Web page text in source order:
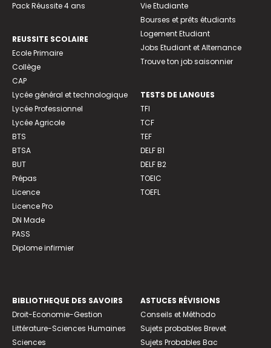
Pack Réussite 4 ans
REUSSITE SCOLAIRE
Ecole Primaire
Collège
CAP
Lycée général et technologique
Lycée Professionnel
Lycée Agricole
BTS
BTSA
BUT
Prépas
Licence
Licence Pro
DN Made
PASS
Diplome infirmier
Vie Etudiante
Bourses et prêts étudiants
Logement Etudiant
Jobs Etudiant et Alternance
Trouve ton job saisonnier
TESTS DE LANGUES
TFI
TCF
TEF
DELF B1
DELF B2
TOEIC
TOEFL
BIBLIOTHEQUE DES SAVOIRS
Droit-Economie-Gestion
Littérature-Sciences Humaines
Sciences
ASTUCES RÉVISIONS
Conseils et Méthodo
Sujets probables Brevet
Sujets Probables Bac